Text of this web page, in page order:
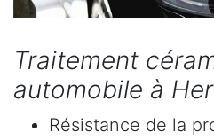
Traitement
automobile à
Résistance de la